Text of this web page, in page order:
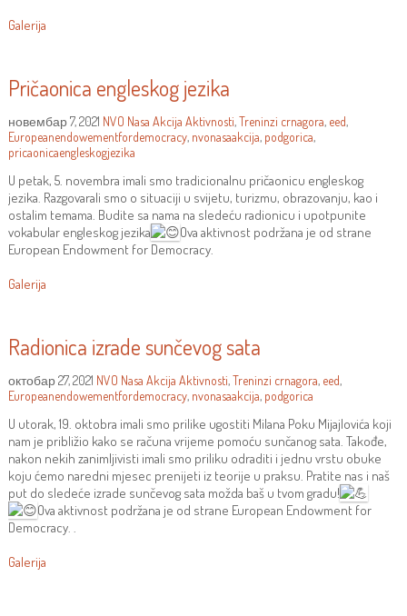
Galerija
Pričaonica engleskog jezika
новембар 7, 2021 NVO Nasa Akcija Aktivnosti,Treninzi crnagora, eed,
Europeanendowementfordemocracy, nvonasaakcija, podgorica,
pricaonicaengleskogjezika
U petak, 5. novembra imali smo tradicionalnu pričaonicu engleskog
jezika. Razgovarali smo o situaciji u svijetu, turizmu, obrazovanju, kao i
ostalim temama. Budite sa nama na sledeću radionicu i upotpunite
vokabular engleskog jezika
Ova aktivnost podržana je od strane
European Endowment for Democracy.
Galerija
Radionica izrade sunčevog sata
октобар 27, 2021 NVO Nasa Akcija Aktivnosti,Treninzi crnagora, eed,
Europeanendowementfordemocracy, nvonasaakcija, podgorica
U utorak, 19. oktobra imali smo prilike ugostiti Milana Poku Mijajlovića koji
nam je približio kako se računa vrijeme pomoću sunčanog sata. Takođe,
nakon nekih zanimljivisti imali smo priliku odraditi i jednu vrstu obuke
koju ćemo naredni mjesec prenijeti iz teorije u praksu. Pratite nas i naš
put do sledeće izrade sunčevog sata možda baš u tvom gradu!
Ova aktivnost podržana je od strane European Endowment for
Democracy. .
Galerija